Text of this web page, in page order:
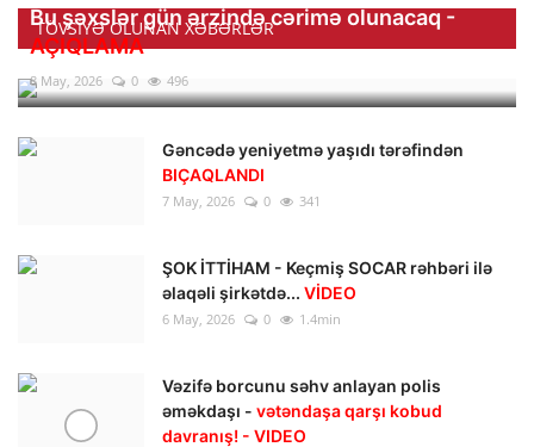
TÖVSIYƏ OLUNAN XƏBƏRLƏR
Bu şəxslər gün ərzində cərimə olunacaq -
AÇIQLAMA
8 May, 2026 0 496
Gəncədə yeniyetmə yaşıdı tərəfindən
BIÇAQLANDI
7 May, 2026 0 341
ŞOK İTTİHAM - Keçmiş SOCAR rəhbəri ilə
əlaqəli şirkətdə... VİDEO
6 May, 2026 0 1.4min
Vəzifə borcunu səhv anlayan polis
əməkdaşı - vətəndaşa qarşı kobud
davranış! - VIDEO